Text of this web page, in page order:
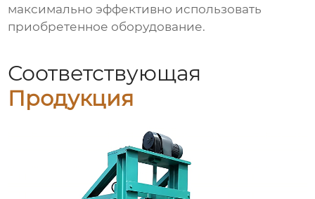
максимально эффективно использовать
приобретенное оборудование.
Соответствующая
Продукция